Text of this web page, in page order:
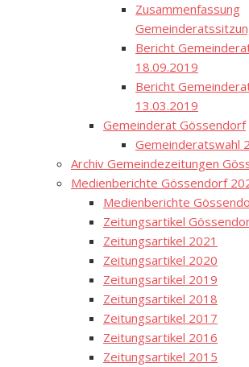
Zusammenfassung
Bericht
18.09.2019
Bericht
13.03.2019
Gemeinderat Gössendorf
Gemeinderatswahl
Archiv Gemeindezeitungen
Medienberichte Gössendorf
Medienberichte
Zeitungsartikel
Zeitungsartikel 2021
Zeitungsartikel 2020
Zeitungsartikel 2019
Zeitungsartikel 2018
Zeitungsartikel 2017
Zeitungsartikel 2016
Zeitungsartikel 2015